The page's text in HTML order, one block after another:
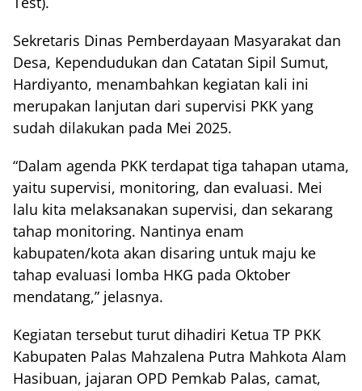
Sekretaris Dinas Pemberdayaan Masyarakat dan
Desa, Kependudukan dan Catatan Sipil Sumut,
Hardiyanto, menambahkan kegiatan kali ini
merupakan lanjutan dari supervisi PKK yang
sudah dilakukan pada Mei 2025.
“Dalam agenda PKK terdapat tiga tahapan utama,
yaitu supervisi, monitoring, dan evaluasi. Mei
lalu kita melaksanakan supervisi, dan sekarang
tahap monitoring. Nantinya enam
kabupaten/kota akan disaring untuk maju ke
tahap evaluasi lomba HKG pada Oktober
mendatang,” jelasnya.
Kegiatan tersebut turut dihadiri Ketua TP PKK
Kabupaten Palas Mahzalena Putra Mahkota Alam
Hasibuan, jajaran OPD Pemkab Palas, camat,